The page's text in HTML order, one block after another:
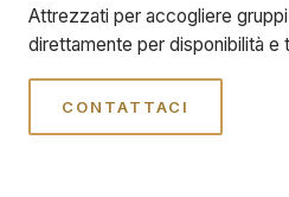
Attrezzati per accogliere
direttamente per disponibilità e
CONTATTACI